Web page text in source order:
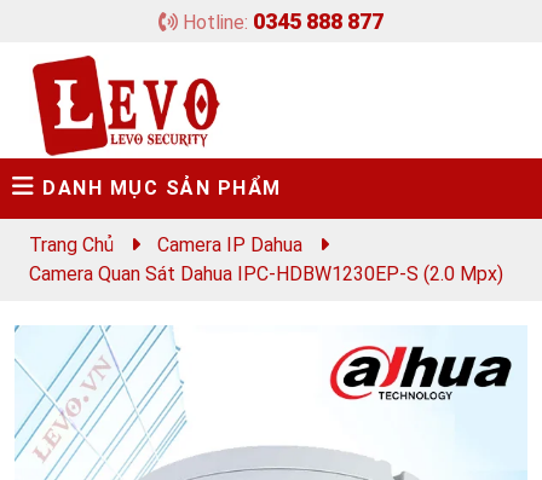
Hotline: 0345 888 877
DANH MỤC SẢN PHẨM
Trang Chủ
Camera IP Dahua
Camera Quan Sát Dahua IPC-HDBW1230EP-S (2.0 Mpx)